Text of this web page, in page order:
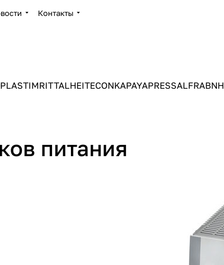
Контакты
PLASTIMRITTALHEITECONKAPAYAPRESSALFRABNH
питания